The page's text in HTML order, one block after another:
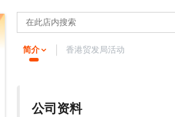
简介 香港贸发局活动
公司资料